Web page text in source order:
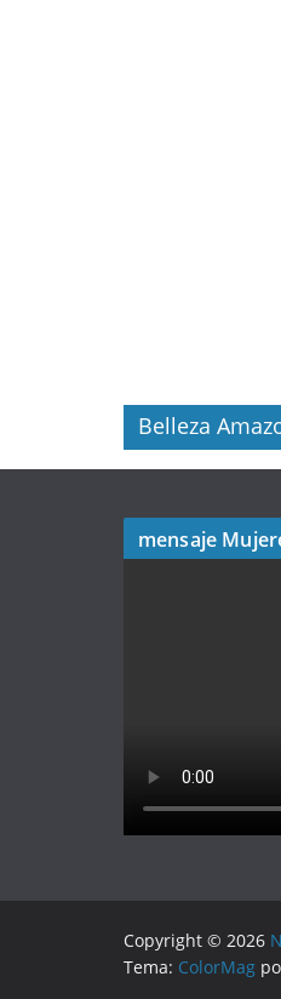
Belleza
mensaje
Copyright © 2026
Tema: ColorMag